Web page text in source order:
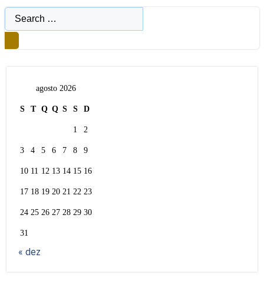
Search
for:
agosto 2026
S T Q Q S S D
1 2
3 4 5 6 7 8 9
10 11 12 13 14 15 16
17 18 19 20 21 22 23
24 25 26 27 28 29 30
31
« dez